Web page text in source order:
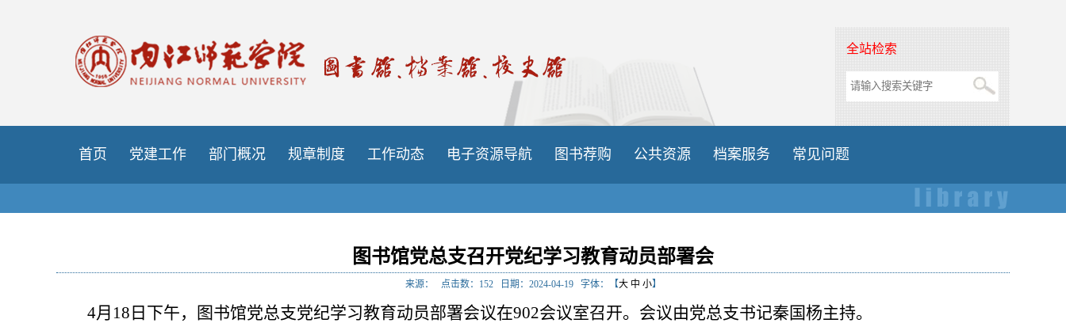
全站检索
首页 党建工作 部门概况 规章制度 工作动态 电子资源导航 图书荐购 公共资源 档案服务 常见问题
图书馆党总支召开党纪学习教育动员部署会
来源： 点击数： 152 日期：2024-04-19 字体：【大 中 小】
4月18日下午，图书馆党总支党纪学习教育动员部署会议在902会议室召开。 会议由党总支书记秦国杨主持。